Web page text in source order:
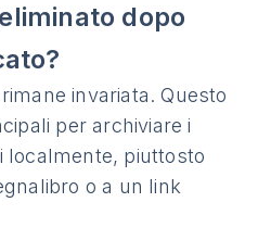
dopo
invariata. Questo
per archiviare i
localmente, piuttosto
o a un link